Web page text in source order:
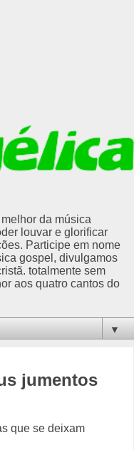
da música
louvar e glorificar
Participe em nome
gospel, divulgamos
totalmente sem
aos quatro cantos do
▼
jumentos
que se deixam